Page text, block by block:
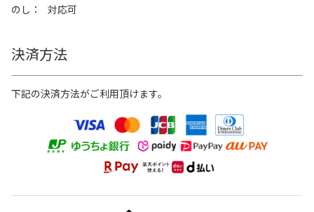
のし
対応可
決済方法
下記の決済方法がご利用頂けます。